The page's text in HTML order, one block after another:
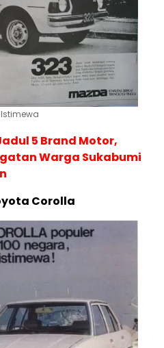
5 Brand Motor,
Warga Sukabumi
Corolla